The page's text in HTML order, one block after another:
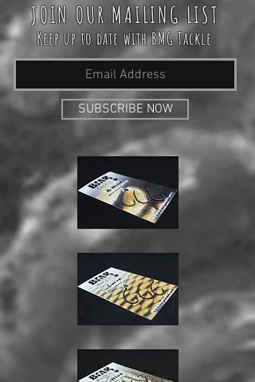
JOIN OUR MAILING LIST
Keep up to date with BMG Tackle
SUBSCRIBE NOW